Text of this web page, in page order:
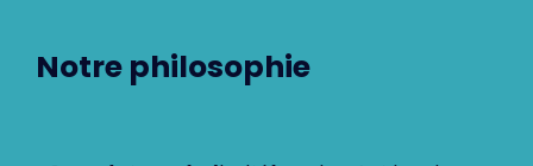
Notre philosophie